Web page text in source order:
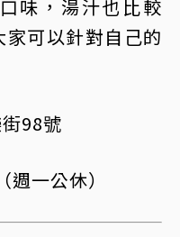
味，湯汁也比較
可以針對自己的
98號
一公休）